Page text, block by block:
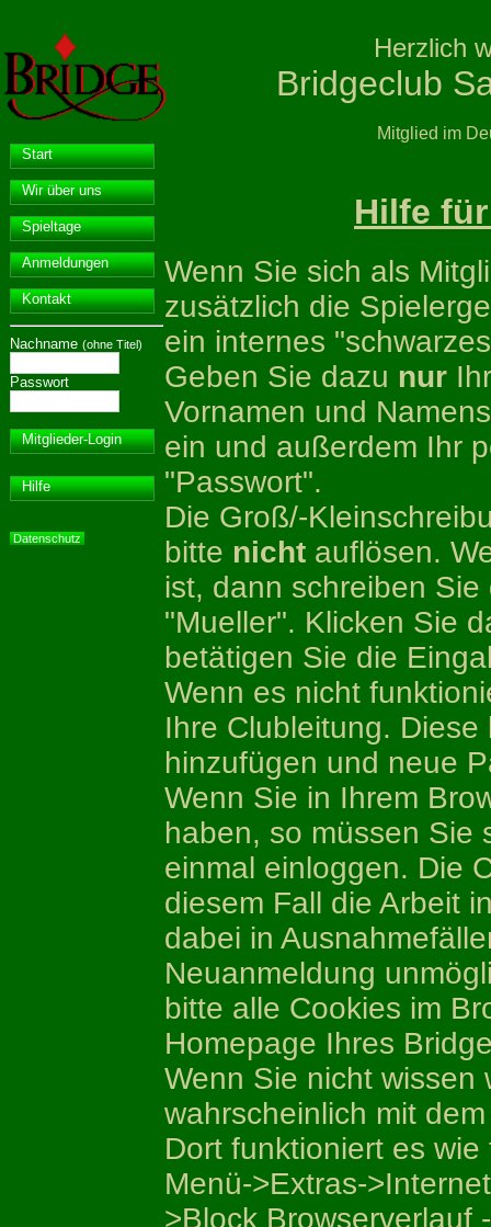
Herzlich
Bridgeclub
Mitglied im
Start
Wir über uns
Spieltage
Anmeldungen
Kontakt
Nachname (ohne Titel)
Passwort
Mitglieder-Login
Hilfe
Datenschutz
Hilfe
Wenn Sie sich als
zusätzlich die
ein internes
Geben Sie dazu nur
Vornamen und
ein und außerdem Ihr
"Passwort".
Die Groß/-
bitte nicht auflösen.
ist, dann schreiben
"Mueller". Klicken Sie
betätigen Sie die
Wenn es nicht
Ihre Clubleitung.
hinzufügen und neue
Wenn Sie in Ihrem
haben, so müssen Sie
einmal einloggen. Die
diesem Fall die Arbeit
dabei in
Neuanmeldung
bitte alle Cookies im
Homepage Ihres
Wenn Sie nicht wissen
wahrscheinlich mit
Dort funktioniert es wie
Menü->Extras-
>Block Browserverlauf